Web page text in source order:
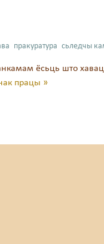
пракуратура сьледчы
ёсьць што
працы »